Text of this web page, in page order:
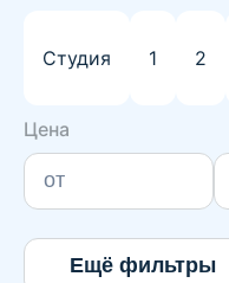
Студия 1 2
Цена
Ещё фильтры